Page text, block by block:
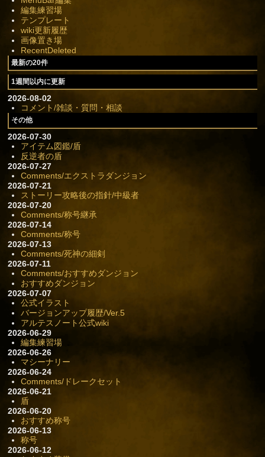
編集練習場
テンプレート
wiki更新履歴
画像置き場
RecentDeleted
最新の20件
1週間以内に更新
2026-08-02
コメント/雑談・質問・相談
その他
2026-07-30
アイテム図鑑/盾
反逆者の盾
2026-07-27
Comments/エクストラダンジョン
2026-07-21
ストーリー攻略後の指針/中級者
2026-07-20
Comments/称号継承
2026-07-14
Comments/称号
2026-07-13
Comments/死神の細剣
2026-07-11
Comments/おすすめダンジョン
おすすめダンジョン
2026-07-07
公式イラスト
バージョンアップ履歴/Ver.5
アルテスノート公式wiki
2026-06-29
編集練習場
2026-06-26
マシーナリー
2026-06-24
Comments/ドレークセット
2026-06-21
盾
2026-06-20
おすすめ称号
2026-06-13
称号
2026-06-12